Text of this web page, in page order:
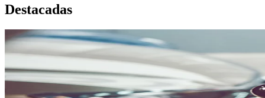
Destacadas